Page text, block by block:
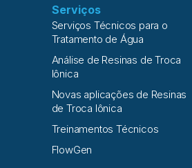
Serviços
Serviços Técnicos para o
Tratamento de Água
Análise de Resinas de Troca
Iônica
Novas aplicações de Resinas
de Troca Iônica
Treinamentos Técnicos
FlowGen